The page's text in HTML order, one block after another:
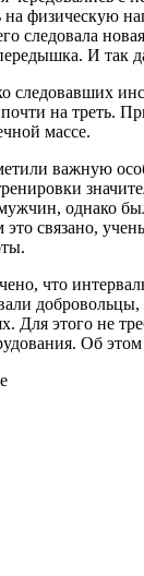
физическую
следовала
И так
следовавших
почти на треть.
массе.
важную
однако
связано,
что
Для этого не
Об